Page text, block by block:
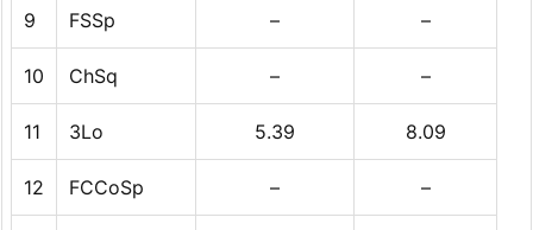
9 FSSp – –
10 ChSq – –
11 3Lo 5.39 8.09
12 FCCoSp – –